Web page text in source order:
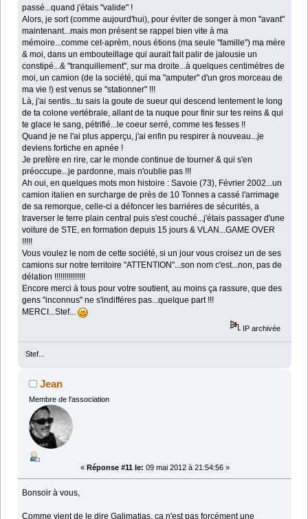
passé...quand j'étais "valide" !
Alors, je sort (comme aujourd'hui), pour éviter de songer à mon "avant"
maintenant...mais mon présent se rappel bien vite à ma
mémoire...comme cet-aprèm, nous étions (ma seule "famille") ma mère
& moi, dans un embouteillage qui aurait fait palir de jalousie un
constipé...& "tranquillement", sur ma droite...à quelques centimétres de
moi, un camion (de la société, qui ma "amputer" d'un gros morceau de
ma vie !) est venus se "stationner" !!!
Là, j'ai sentis...tu sais la goute de sueur qui descend lentement le long
de ta colone vertébrale, allant de ta nuque pour finir sur tes reins & qui
te glace le sang, pétrifié...le coeur serré, comme les fesses !!
Quand je ne l'ai plus apperçu, j'ai enfin pu respirer à nouveau...je
deviens fortiche en apnée !
Je prefère en rire, car le monde continue de tourner & qui s'en
préoccupe...je pardonne, mais n'oublie pas !!!
Ah oui, en quelques mots mon histoire : Savoie (73), Février 2002...un
camion italien en surcharge de près de 10 Tonnes a cassé l'arrimage
de sa remorque, celle-ci a défoncer les barriéres de sécurités, a
traverser le terre plain central puis s'est couché...j'étais passager d'une
voiture de STE, en formation depuis 15 jours & VLAN...GAME OVER
!!!!!
Vous voulez le nom de cette société, si un jour vous croisez un de ses
camions sur notre territoire "ATTENTION"...son nom c'est...non, pas de
délation !!!!!!!!!!!!!!!
Encore merci à tous pour votre soutient, au moins ça rassure, que des
gens "inconnus" ne s'indifféres pas...quelque part !!!
MERCI...Stef...
IP archivée
Stef...
Jean
Membre de l'association
« Réponse #11 le: 09 mai 2012 à 21:54:56 »
Bonsoir à vous,
Comme vient de le dire Galimatias, ça n'est pas forcément une